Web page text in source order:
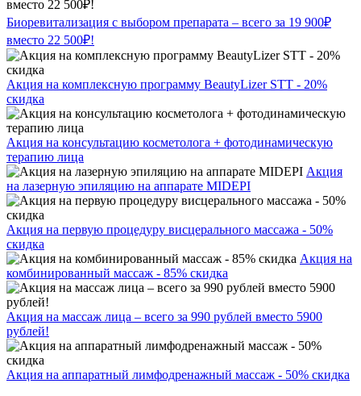
Биоревитализация с выбором препарата – всего за 19 900₽
вместо 22 500₽!
Акция на комплексную программу BeautyLizer STT - 20%
скидка
Акция на консультацию косметолога + фотодинамическую
терапию лица
Акция
на лазерную эпиляцию на аппарате MIDEPI
Акция на первую процедуру висцерального массажа - 50%
скидка
Акция на
комбинированный массаж - 85% скидка
Акция на массаж лица – всего за 990 рублей вместо 5900
рублей!
Акция на аппаратный лимфодренажный массаж - 50% скидка